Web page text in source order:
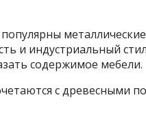
металлические
и индустриальный
содержимое мебели.
с древесными